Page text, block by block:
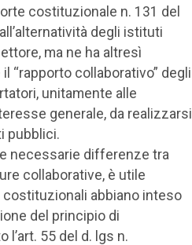
costituzionale n. 131 del
degli istituti
ma ne ha altresì
“rapporto collaborativo” degli
unitamente alle
generale, da realizzarsi
pubblici.
necessarie differenze tra
collaborative, è utile
abbiano inteso
del principio di
55 del d. lgs n.